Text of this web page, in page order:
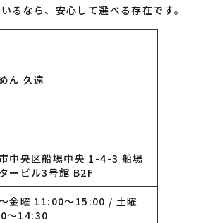
るなら、安心して選べる存在です。
ん 久遠
中央区船場中央 1-4-3 船場
ービル3号館 B2F
金曜 11:00〜15:00 / 土曜
〜14:30